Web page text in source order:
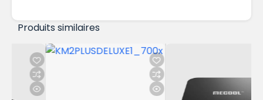
Produits similaires